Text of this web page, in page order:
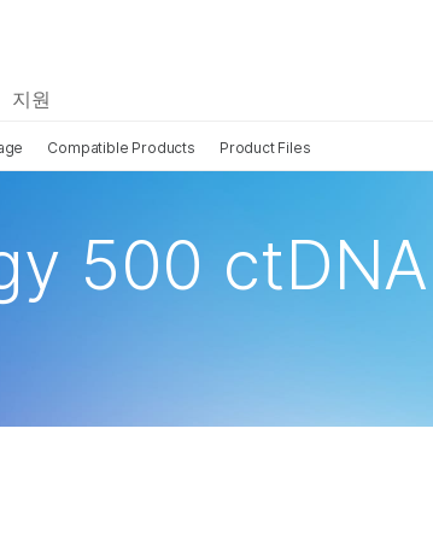
지원
Compatible Products Product Files
500 ctDNA